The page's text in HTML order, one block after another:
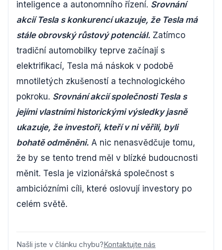
inteligence a autonomního řízení. Srovnání
akcií Tesla s konkurencí ukazuje, že Tesla má
stále obrovský růstový potenciál. Zatímco
tradiční automobilky teprve začínají s
elektrifikací, Tesla má náskok v podobě
mnotiletých zkušeností a technologického
pokroku. Srovnání akcií společnosti Tesla s
jejími vlastními historickými výsledky jasně
ukazuje, že investoři, kteří v ni věřili, byli
bohatě odměněni. A nic nenasvědčuje tomu,
že by se tento trend měl v blízké budoucnosti
měnit. Tesla je vizionářská společnost s
ambiciózními cíli, které oslovují investory po
celém světě.
Našli jste v článku chybu?Kontaktujte nás